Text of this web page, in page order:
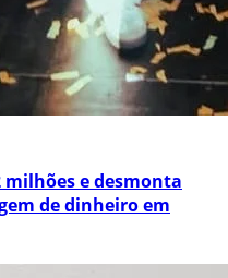
milhões e desmonta
de dinheiro em